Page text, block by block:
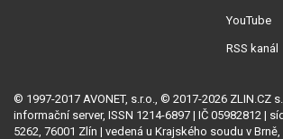
YouTube
RSS kanál
© 1997-2017 AVONET, s.r.o., © 2017-2026 ZLIN.CZ
informační server, ISSN 1214-6897 | IČ 05982812 |
5262, 76001 Zlín | vedená u Krajského soudu v